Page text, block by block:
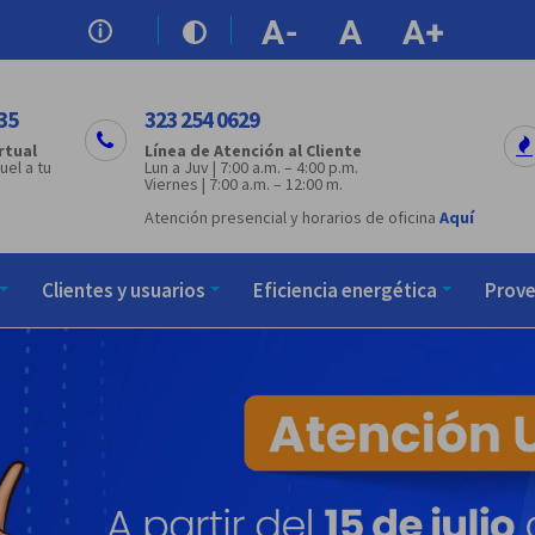
a tu
323 254 0629
Línea de Atención al Cliente
Lun a Juv | 7:00 a.m. – 4:00 p.m.
Viernes | 7:00 a.m. – 12:00 m.
Atención presencial y horarios de oficina Aquí
Clientes y usuarios Eficiencia energética